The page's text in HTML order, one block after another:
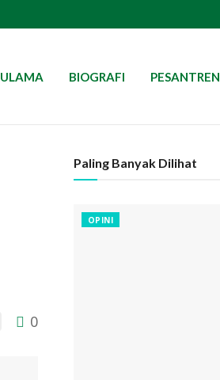
ULAMA BIOGRAFI PESANTREN
0
Paling Banyak Dilihat
OPINI